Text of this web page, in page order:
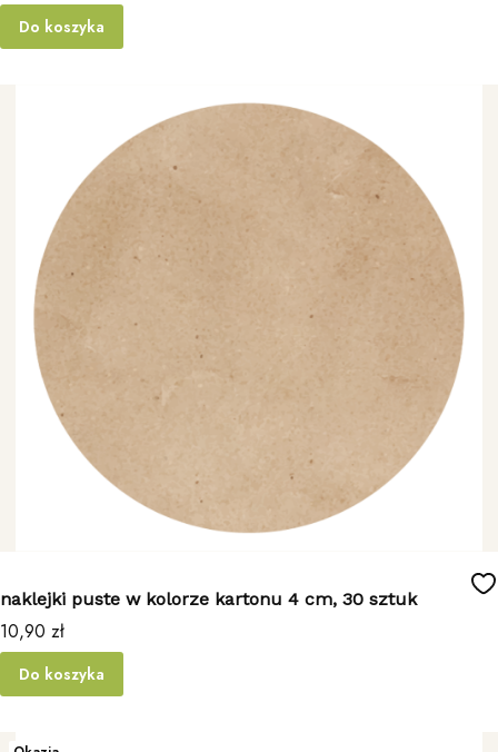
Do koszyka
naklejki puste w kolorze kartonu 4 cm, 30 sztuk
Cena
10,90 zł
Do koszyka